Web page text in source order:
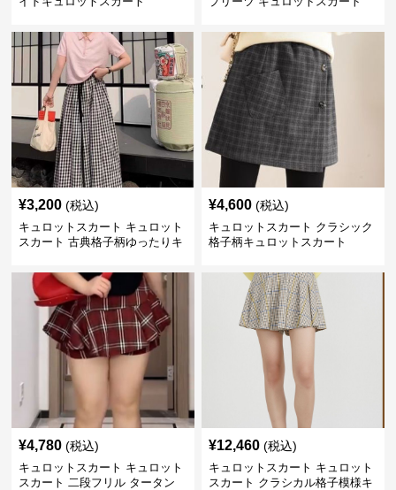
¥3,200 (税込)
キュロットスカート キュロット
スカート 古典格子柄ゆったりキ
¥4,600 (税込)
キュロットスカート クラシック
格子柄キュロットスカート
¥4,780 (税込)
キュロットスカート キュロット
スカート 二段フリル タータン
¥12,460 (税込)
キュロットスカート キュロット
スカート クラシカル格子模様キ